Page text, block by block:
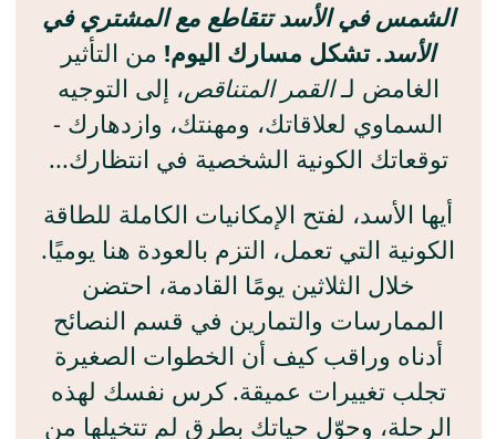
الشمس في الأسد تتقاطع مع المشتري في
الأسد.تشكل مسارك اليوم! من التأثير
الغامض لـالقمر المتناقص، إلى التوجيه
السماوي لعلاقاتك، ومهنتك، وازدهارك -
توقعاتك الكونية الشخصية في انتظارك...
أيها الأسد، لفتح الإمكانيات الكاملة للطاقة
الكونية التي تعمل، التزم بالعودة هنا يوميًا.
خلال الثلاثين يومًا القادمة، احتضن
الممارسات والتمارين في قسم النصائح
أدناه وراقب كيف أن الخطوات الصغيرة
تجلب تغييرات عميقة. كرس نفسك لهذه
الرحلة، وحوّل حياتك بطرق لم تتخيلها من